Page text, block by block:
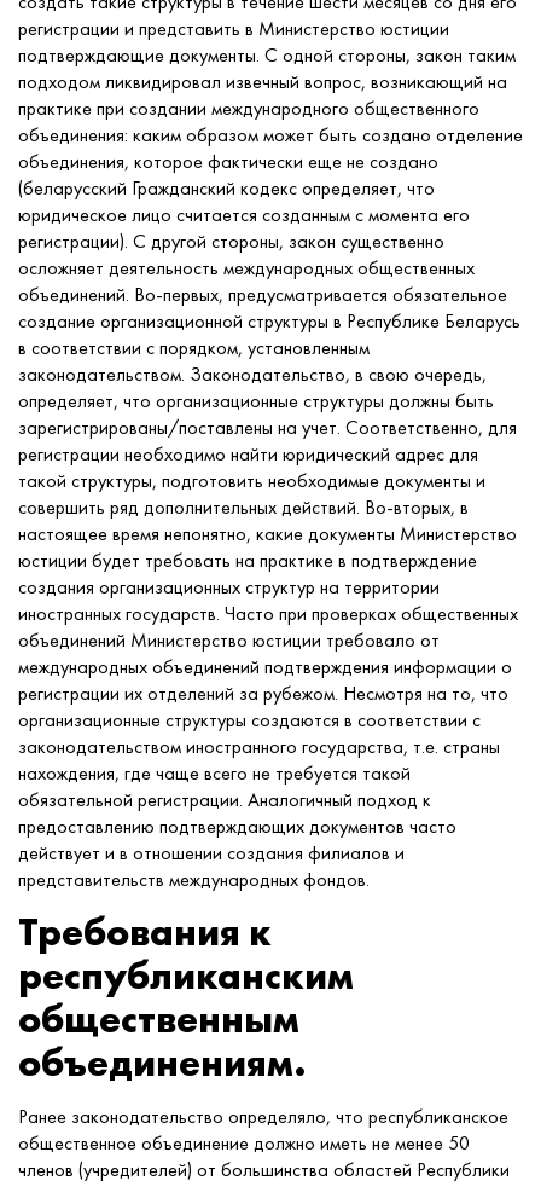
регистрации и представить в Министерство юстиции
подтверждающие документы. С одной стороны, закон таким
подходом ликвидировал извечный вопрос, возникающий на
практике при создании международного общественного
объединения: каким образом может быть создано отделение
объединения, которое фактически еще не создано
(беларусский Гражданский кодекс определяет, что
юридическое лицо считается созданным с момента его
регистрации). С другой стороны, закон существенно
осложняет деятельность международных общественных
объединений. Во-первых, предусматривается обязательное
создание организационной структуры в Республике Беларусь
в соответствии с порядком, установленным
законодательством. Законодательство, в свою очередь,
определяет, что организационные структуры должны быть
зарегистрированы/поставлены на учет. Соответственно, для
регистрации необходимо найти юридический адрес для
такой структуры, подготовить необходимые документы и
совершить ряд дополнительных действий. Во-вторых, в
настоящее время непонятно, какие документы Министерство
юстиции будет требовать на практике в подтверждение
создания организационных структур на территории
иностранных государств. Часто при проверках общественных
объединений Министерство юстиции требовало от
международных объединений подтверждения информации о
регистрации их отделений за рубежом. Несмотря на то, что
организационные структуры создаются в соответствии с
законодательством иностранного государства, т.е. страны
нахождения, где чаще всего не требуется такой
обязательной регистрации. Аналогичный подход к
предоставлению подтверждающих документов часто
действует и в отношении создания филиалов и
представительств международных фондов.
Требования к
республиканским
общественным
объединениям.
Ранее законодательство определяло, что республиканское
общественное объединение должно иметь не менее 50
членов (учредителей) от большинства областей Республики